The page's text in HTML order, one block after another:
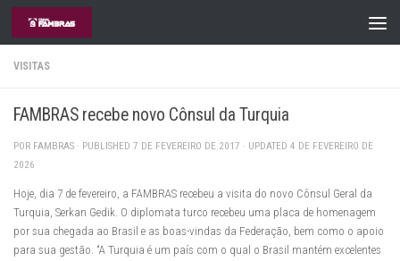
Skip to content
VISITAS
FAMBRAS recebe novo Cônsul da Turquia
POR FAMBRAS · PUBLISHED 7 DE FEVEREIRO DE 2017 · UPDATED 4 DE FEVEREIRO DE
2026
Hoje, dia 7 de fevereiro, a FAMBRAS recebeu a visita do novo Cônsul Geral da
Turquia, Serkan Gedik. O diplomata turco recebeu uma placa de homenagem
por sua chegada ao Brasil e as boas-vindas da Federação, bem como o apoio
para sua gestão. “A Turquia é um país com o qual o Brasil mantém excelentes